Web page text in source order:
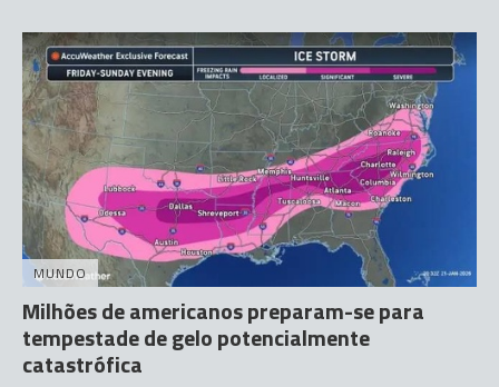
MUNDO
Milhões de americanos preparam-se para
tempestade de gelo potencialmente
catastrófica